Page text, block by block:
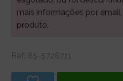
mais informações por
produto.
Ref: 85-5728711